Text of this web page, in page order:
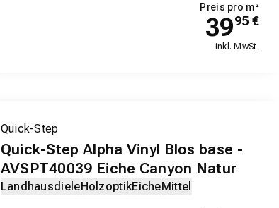
Preis pro m²
3995 €
inkl. MwSt.
Quick-Step
Quick-Step Alpha Vinyl Blos base -
AVSPT40039 Eiche Canyon Natur
LandhausdieleHolzoptikEicheMittel